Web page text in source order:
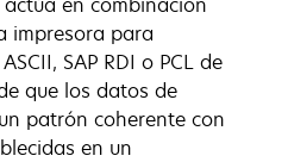
impresora para
SAP RDI o PCL de
que los datos de
patrón coherente con
en un